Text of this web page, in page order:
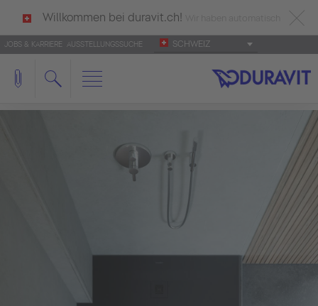
Willkommen bei duravit.ch!
deutsch als Ihre Sprache erkannt.
Français Italiano
JOBS & KARRIERE AUSSTELLUNGSSUCHE SCHWEIZ